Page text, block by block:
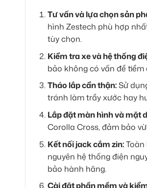
Tư vấn và lựa chọn sản
hình Zestech phù hợp
tùy chọn.
Kiểm tra xe và hệ thống
bảo không có vấn đề tiềm
Tháo lắp cẩn thận:Sử
tránh làm trầy xước hay
Lắp đặt màn hình và mặt
Corolla Cross, đảm bảo
Kết nối jack cắm zin:Toàn
nguyên hệ thống điện
bảo hành hãng.
Cài đặt phần mềm và